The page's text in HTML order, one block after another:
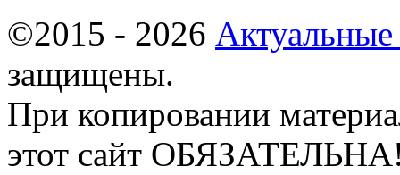
©2015 - 2026
защищены.
При копировании
этот сайт